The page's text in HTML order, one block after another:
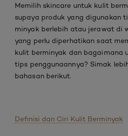
Memilih skincare untuk kulit
supaya produk yang digunakan
minyak berlebih atau jerawat di
yang perlu diperhatikan saat
kulit berminyak dan bagaimana
tips penggunaannya? Simak
bahasan berikut.
Definisi dan Ciri Kulit Berminyak